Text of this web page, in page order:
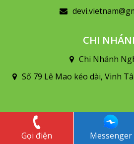
CHI
Chi Nhánh
Số 79 Lê Mao kéo dài, Vinh
Gọi điện Messenger